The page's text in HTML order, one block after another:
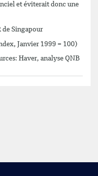
et éviterait donc une
de Singapour
Janvier 1999 = 100)
Haver, analyse QNB